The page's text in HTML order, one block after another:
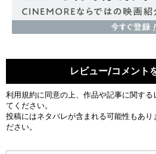
レビュー/コメント
利用規約に同意の上、作品や記事に関す
てください。
投稿にはネタバレが含まれる可能性もあり
ださい。